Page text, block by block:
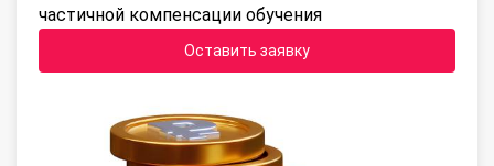
частичной компенсации обучения
Оставить заявку